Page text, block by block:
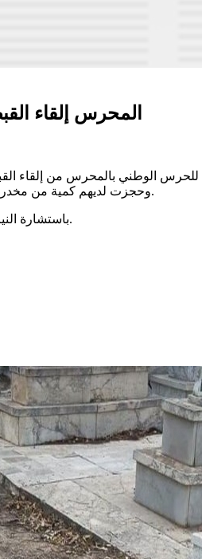
المحرس إلقاء القبض على 03 أشخاص من
وحجزت لديهم كمية من مخدر القنب الهندي “زطلة” ومبلغا ماليا متأتٍ من عائدات ترويج المخدّرات.
باستشارة النيابة العمومية أذنت بالاحتفاظ بهم واتخاذ الإجراءات القانونيّة في شأنهم.